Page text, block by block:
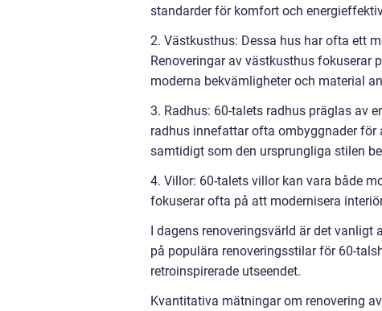
standarder för komfort och
2. Västkusthus: Dessa hus har ofta ett
Renoveringar av västkusthus fokuserar
moderna bekvämligheter och material
3. Radhus: 60-talets radhus präglas av
radhus innefattar ofta ombyggnader för
samtidigt som den ursprungliga stilen
4. Villor: 60-talets villor kan vara både
fokuserar ofta på att modernisera
I dagens renoveringsvärld är det
på populära renoveringsstilar för 60-
retroinspirerade utseendet.
Kvantitativa mätningar om renovering